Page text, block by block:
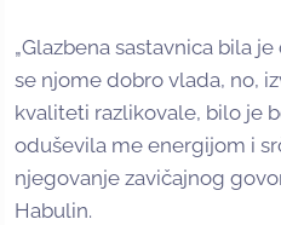
„Glazbena sastavnica bila
se njome dobro vlada, no,
kvaliteti razlikovale, bilo je
oduševila me energijom i
njegovanje zavičajnog
Habulin.